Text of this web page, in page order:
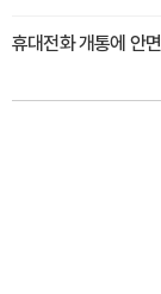
휴대전화 개통에 안